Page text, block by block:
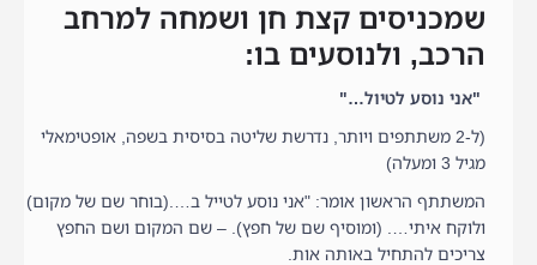
שמכניסים קצת חן ושמחה למרחב
הרכב, ולנוסעים בו:
"אני נוסע לטיול…"
(ל-2 משתתפים ויותר, נדרשת שליטה בסיסית בשפה, אופטימאלי
מגיל 3 ומעלה)
המשתתף הראשון אומר: "אני נוסע לטייל ב….(בוחר שם של מקום)
ולוקח איתי…. (ומוסיף שם של חפץ). – שם המקום ושם החפץ
צריכים להתחיל באותה אות.